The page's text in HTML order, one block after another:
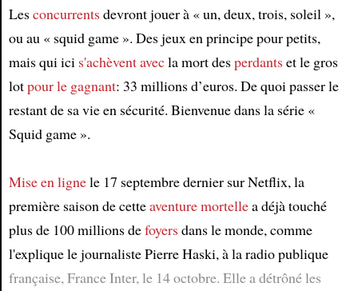
Lesconcurrentsdevront jouer à « un, deux, trois, soleil »,
ou au « squid game ». Des jeux en principe pour petits,
mais qui ici s'achèvent avecla mort desperdantset le gros
lotpour le gagnant: 33 millions d’euros. De quoi passer le
restant de sa vie en sécurité. Bienvenue dans la série «
Squid game ».
Mise en lignele 17 septembre dernier sur Netflix, la
première saison de cetteaventure mortellea déjà touché
plus de 100 millions defoyersdans le monde, comme
l'explique le journaliste Pierre Haski, à la radio publique
française, France Inter, le 14 octobre. Elle a détrôné les